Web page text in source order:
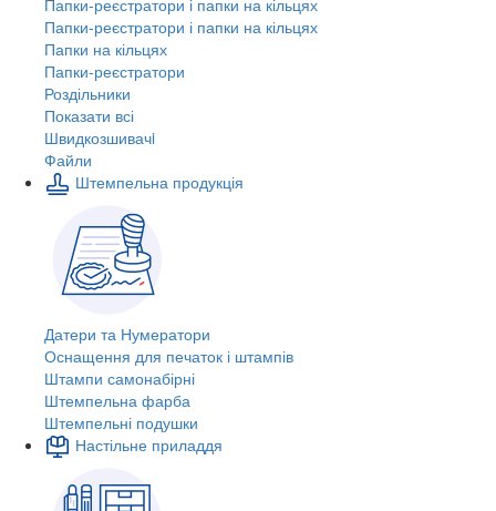
Папки-реєстратори і папки на кільцях
Папки на кільцях
Папки-реєстратори
Роздільники
Показати всі
Швидкозшивачi
Файли
Штемпельна продукція
Датери та Нумератори
Оснащення для печаток і штампів
Штампи самонабірні
Штемпельна фарба
Штемпельні подушки
Настільне приладдя